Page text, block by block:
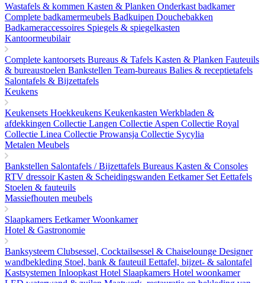
Wastafels & kommen Kasten & Planken Onderkast badkamer
Complete badkamermeubels Badkuipen Douchebakken
Badkameraccessoires Spiegels & spiegelkasten
Kantoormeubilair
Complete kantoorsets Bureaus & Tafels Kasten & Planken Fauteuils
& bureaustoelen Bankstellen Team-bureaus Balies & receptietafels
Salontafels & Bijzettafels
Keukens
Keukensets Hoekkeukens Keukenkasten Werkbladen &
afdekkingen Collectie Langen Collectie Aspen Collectie Royal
Collectie Linea Collectie Prowansja Collectie Sycylia
Metalen Meubels
Bankstellen Salontafels / Bijzettafels Bureaus Kasten & Consoles
RTV dressoirKasten & Scheidingswanden Eetkamer Set Eettafels
Stoelen & fauteuils
Massiefhouten meubels
Slaapkamers EetkamerWoonkamer
Hotel & Gastronomie
Banksysteem Clubsessel, Cocktailsessel & Chaiselounge Designer
wandbekleding Stoel, bank & fauteuil Eettafel, bijzet- & salontafel
Kastsystemen Inloopkast Hotel Slaapkamers Hotel woonkamer